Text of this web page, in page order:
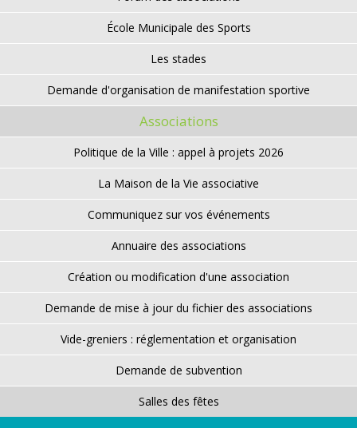
École Municipale des Sports
Les stades
Demande d'organisation de manifestation sportive
Associations
Politique de la Ville : appel à projets 2026
La Maison de la Vie associative
Communiquez sur vos événements
Annuaire des associations
Création ou modification d'une association
Demande de mise à jour du fichier des associations
Vide-greniers : réglementation et organisation
Demande de subvention
Salles des fêtes